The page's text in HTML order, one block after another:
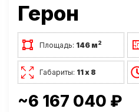
Герон
Площадь: 146 м2
Габариты: 11 х 8
~6 167 040 ₽